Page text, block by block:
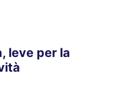
leve per la